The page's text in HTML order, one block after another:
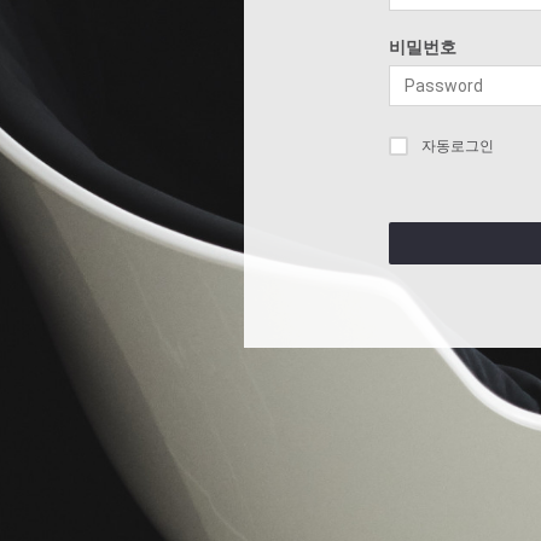
비밀번호
자동로그인